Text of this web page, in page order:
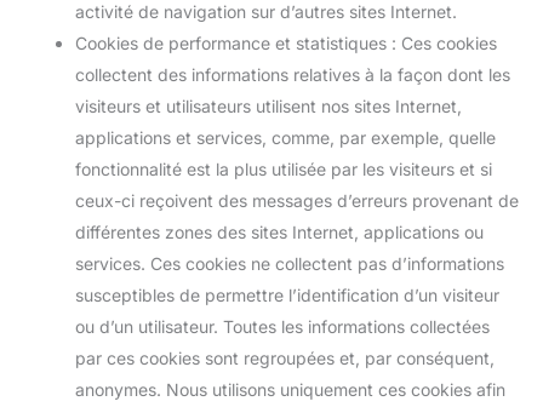
activité de navigation sur d’autres sites Internet.
Cookies de performance et statistiques : Ces cookies
collectent des informations relatives à la façon dont les
visiteurs et utilisateurs utilisent nos sites Internet,
applications et services, comme, par exemple, quelle
fonctionnalité est la plus utilisée par les visiteurs et si
ceux-ci reçoivent des messages d’erreurs provenant de
différentes zones des sites Internet, applications ou
services. Ces cookies ne collectent pas d’informations
susceptibles de permettre l’identification d’un visiteur
ou d’un utilisateur. Toutes les informations collectées
par ces cookies sont regroupées et, par conséquent,
anonymes. Nous utilisons uniquement ces cookies afin